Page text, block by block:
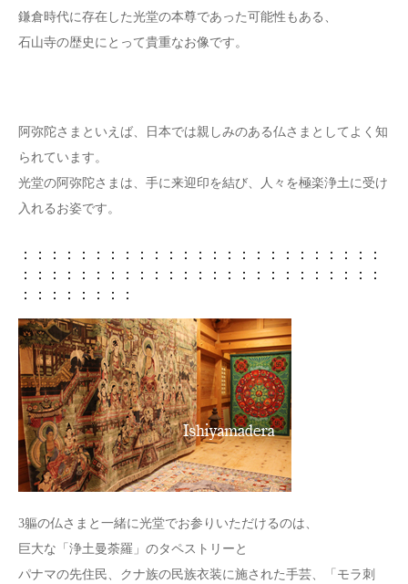
鎌倉時代に存在した光堂の本尊であった可能性もある、
石山寺の歴史にとって貴重なお像です。
阿弥陀さまといえば、日本では親しみのある仏さまとしてよく知
られています。
光堂の阿弥陀さまは、手に来迎印を結び、人々を極楽浄土に受け
入れるお姿です。
：：：：：：：：：：：：：：：：：：：：：：：：：
：：：：：：：：：：：：：：：：：：：：：：：：：
：：：：：：：：
3軀の仏さまと一緒に光堂でお参りいただけるのは、
巨大な「浄土曼荼羅」のタペストリーと
パナマの先住民、クナ族の民族衣装に施された手芸、「モラ刺